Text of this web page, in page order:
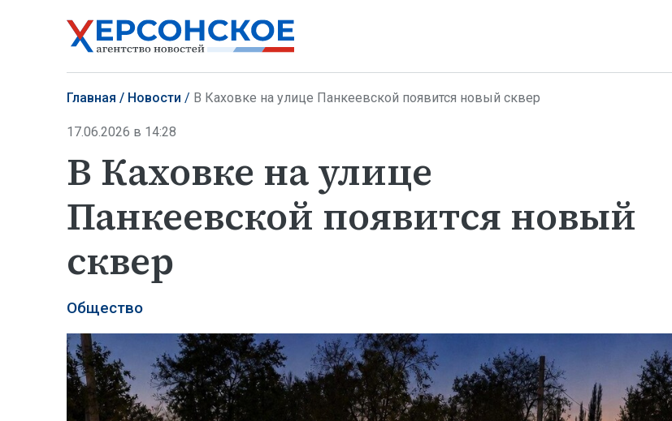
Главная Новости В Каховке на улице Панкеевской появится новый сквер
17.06.2026 в 14:28
В Каховке на улице
Панкеевской появится новый
сквер
Общество